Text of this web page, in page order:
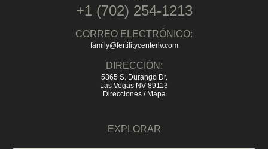
+1 (702) 254-1213
CORREO ELECTRÓNICO:
family@fertilitycenterlv.com
DIRECCIÓN:
5365 S. Durango Dr.
Las Vegas NV 89113
Direcciones / Mapa
EXPLORAR